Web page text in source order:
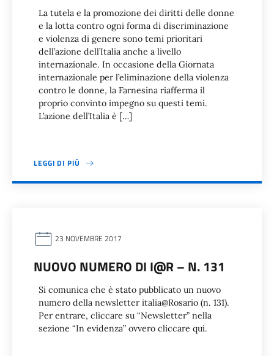
La tutela e la promozione dei diritti delle donne
e la lotta contro ogni forma di discriminazione
e violenza di genere sono temi prioritari
dell’azione dell’Italia anche a livello
internazionale. In occasione della Giornata
internazionale per l’eliminazione della violenza
contro le donne, la Farnesina riafferma il
proprio convinto impegno su questi temi.
L’azione dell’Italia è […]
LEGGI DI PIÙ
23 NOVEMBRE 2017
NUOVO NUMERO DI I@R – N. 131
Si comunica che è stato pubblicato un nuovo
numero della newsletter italia@Rosario (n. 131).
Per entrare, cliccare su “Newsletter” nella
sezione “In evidenza” ovvero cliccare qui.